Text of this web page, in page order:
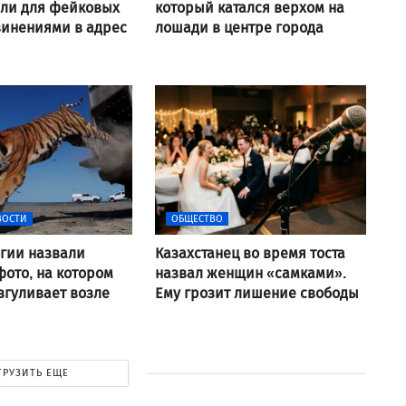
для фейковых
в адрес
который катался верхом на
лошади в центре города
назвали
на котором
возле
ОБЩЕСТВО
Казахстанец во время тоста
назвал женщин «самками».
Ему грозит лишение свободы
ЕЩЕ